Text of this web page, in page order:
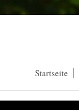
Startseite